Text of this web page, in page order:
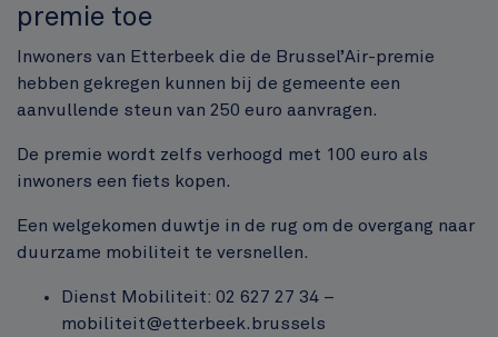
premie toe
Inwoners van Etterbeek die de Brussel’Air-premie
hebben gekregen kunnen bij de gemeente een
aanvullende steun van 250 euro aanvragen.
De premie wordt zelfs verhoogd met 100 euro als
inwoners een fiets kopen.
Een welgekomen duwtje in de rug om de overgang naar
duurzame mobiliteit te versnellen.
Dienst Mobiliteit: 02 627 27 34 –
mobiliteit@etterbeek.brussels